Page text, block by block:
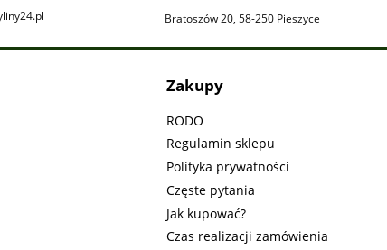
Bratoszów 20, 58-250 Pieszyce
Zakupy
RODO
Regulamin sklepu
Polityka prywatności
Częste pytania
Jak kupować?
Czas realizacji zamówienia